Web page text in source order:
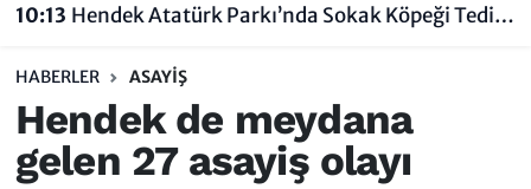
10:13 Hendek Atatürk Parkı’nda Sokak Köpeği Tedirginliği
HABERLER ASAYIŞ
Hendek de meydana
gelen 27 asayiş olayı
Nöbetçi Eczaneler
Hakkında
Süper Lig Puan Durumu ve Fikstür
Tüm Manşetler